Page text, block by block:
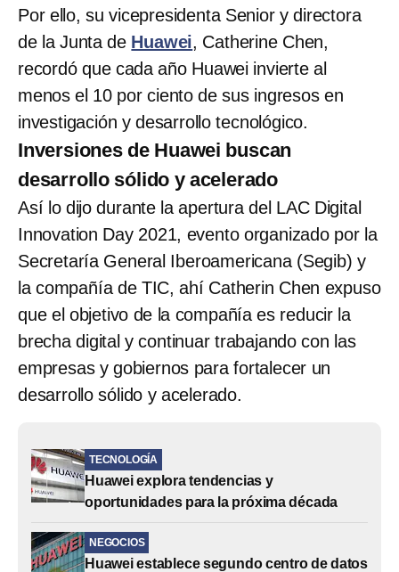
Por ello, su vicepresidenta Senior y directora
de la Junta de Huawei, Catherine Chen,
recordó que cada año Huawei invierte al
menos el 10 por ciento de sus ingresos en
investigación y desarrollo tecnológico.
Inversiones de Huawei buscan
desarrollo sólido y acelerado
Así lo dijo durante la apertura del LAC Digital
Innovation Day 2021, evento organizado por la
Secretaría General Iberoamericana (Segib) y
la compañía de TIC, ahí Catherin Chen expuso
que el objetivo de la compañía es reducir la
brecha digital y continuar trabajando con las
empresas y gobiernos para fortalecer un
desarrollo sólido y acelerado.
TECNOLOGÍA
Huawei explora tendencias y
oportunidades para la próxima década
NEGOCIOS
Huawei establece segundo centro de datos